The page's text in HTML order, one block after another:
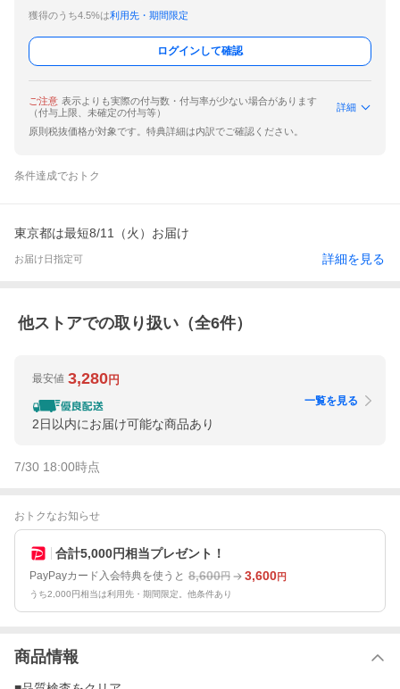
獲得のうち4.5%は利用先・期間限定
ログインして確認
ご注意 表示よりも実際の付与数・付与率が少ない場合があります
（付与上限、未確定の付与等）
詳細
原則税抜価格が対象です。特典詳細は内訳でご確認ください。
条件達成でおトク
東京都は最短8/11（火）お届け
お届け日指定可 詳細を見る
他ストアでの取り扱い（全6件）
最安値 3,280円
2日以内にお届け可能な商品あり
一覧を見る
7/30 18:00時点
おトクなお知らせ
合計5,000円相当プレゼント！
PayPayカード入会特典を使うと 8,600円 3,600円
うち2,000円相当は利用先・期間限定。他条件あり
商品情報